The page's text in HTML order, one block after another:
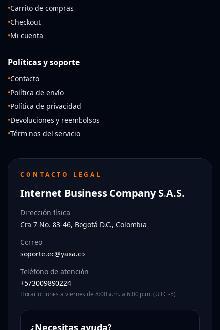
•Carrito de compras
•Checkout
•Mi cuenta
Políticas y soporte
•Contacto
•Política de envío
•Política de privacidad
•Devoluciones y reembolsos
•Términos del servicio
CONTACTO LEGAL
Internet Business Company S.A.S.
Dirección física
Cra 7 No. 83-46, Bogotá D.C., Colombia
Correo
soporte.ec@yaxa.co
Teléfono de atención
+573009890224
Horario: lunes a viernes de 8:00 a.m. a 6:00 p.m. (UTC -5)
¿Necesitas ayuda?